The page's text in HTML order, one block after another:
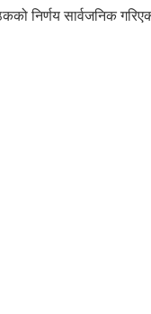
निर्णय सार्वजनिक